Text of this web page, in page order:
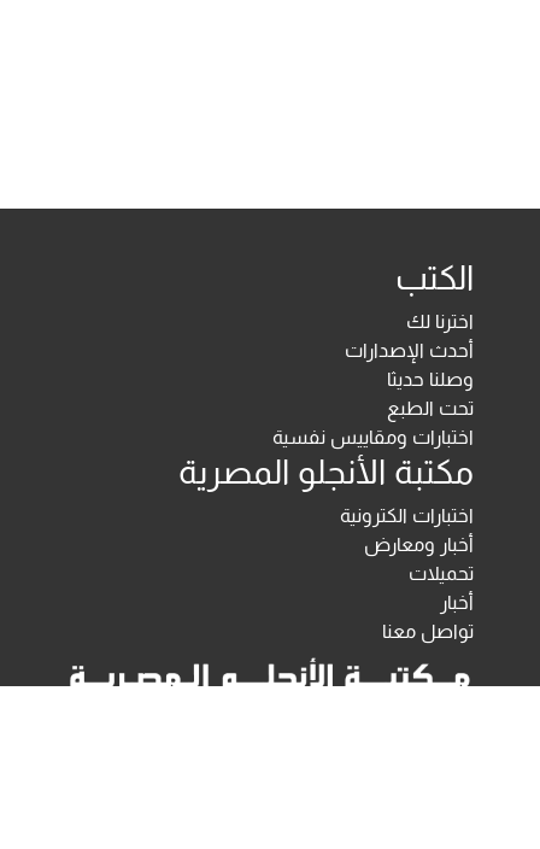
الكتب
اخترنا لك
أحدث الإصدارات
وصلنا حديثا
تحت الطبع
اختبارات ومقاييس نفسية
مكتبة الأنجلو المصرية
اختبارات الكترونية
أخبار ومعارض
تحميلات
أخبار
تواصل معنا